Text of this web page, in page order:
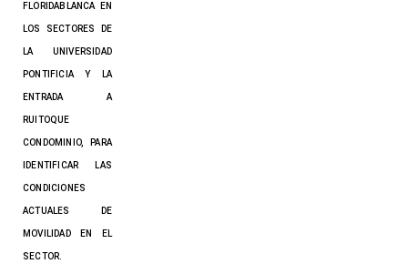
FLORIDABLANCA EN
LOS SECTORES DE
LA UNIVERSIDAD
PONTIFICIA Y LA
ENTRADA A
RUITOQUE
CONDOMINIO, PARA
IDENTIFICAR LAS
CONDICIONES
ACTUALES DE
MOVILIDAD EN EL
SECTOR.